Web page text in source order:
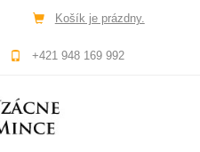
Košík je prázdny.
+421 948 169 992